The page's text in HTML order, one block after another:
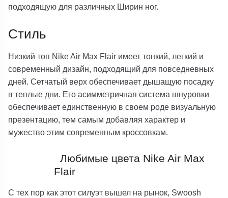
подходящую для различных Ширин ног.
Стиль
Низкий топ Nike Air Max Flair имеет тонкий, легкий и
современный дизайн, подходящий для повседневных
дней. Сетчатый верх обеспечивает дышащую посадку
в теплые дни. Его асимметричная система шнуровки
обеспечивает единственную в своем роде визуальную
презентацию, тем самым добавляя характер и
мужество этим современным кроссовкам.
Любимые цвета Nike Air Max
Flair
С тех пор как этот силуэт вышел на рынок, Swoosh